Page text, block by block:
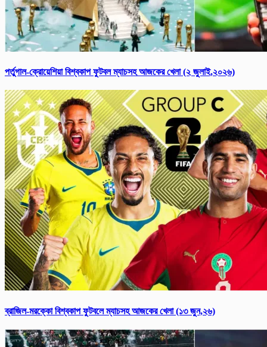
পর্তুগাল-ক্রোয়েশিয়া বিশ্বকাপ ফুটবল ম্যাচসহ আজকের খেলা (২ জুলাই,২০২৬)
ব্রাজিল-মরক্কো বিশ্ব‌কাপ ফুটবলে ম্যাচসহ আজকের খেলা (১৩ জুন,২৬)